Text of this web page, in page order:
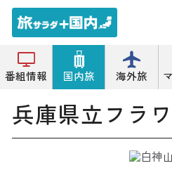
番組情報 国内旅 海外旅
トップ 植物園 兵庫県立フラワ
兵庫県立フラ